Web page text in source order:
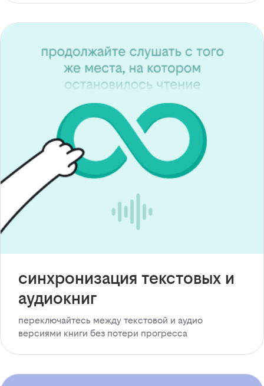
синхронизация текстовых и
аудиокниг
переключайтесь между текстовой и аудио
версиями книги без потери прогресса